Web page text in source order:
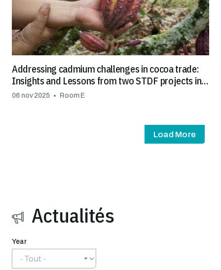
Addressing cadmium challenges in cocoa trade:
Insights and Lessons from two STDF projects in
Latin America and the Caribbean
06 nov 2025 Room E
Load More
Actualités
Year